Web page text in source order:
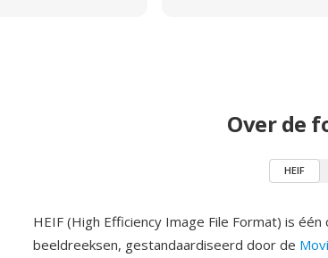
Over de
HEIF
HEIF (High Efficiency Image File Format) is
beeldreeksen, gestandaardiseerd door de